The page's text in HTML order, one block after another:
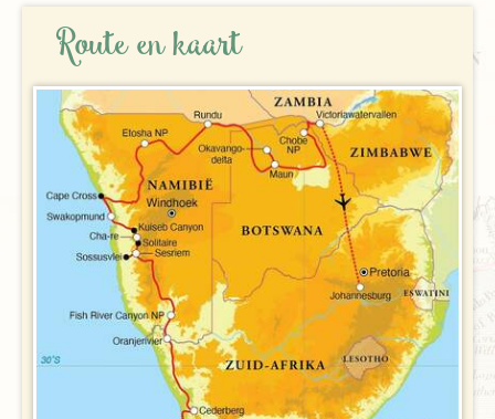
VERTREKDATA/PRIJS
REVIEWS
PRAKTISCHE INFORMATIE
Accommodatie
Vliegreis
Vervoer
Bij de reis inbegrepen
FOTO'S EN VIDEO
REIS BOEKEN
Route en kaart